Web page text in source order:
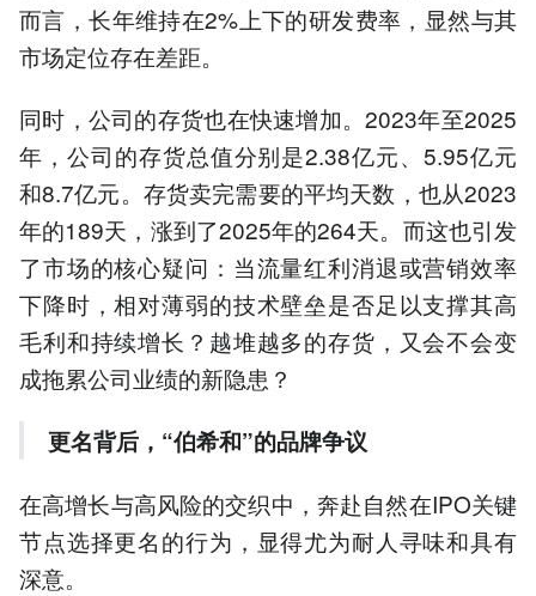
而言，长年维持在2%上下的研发费率，显然与其
市场定位存在差距。
同时，公司的存货也在快速增加。2023年至2025
年，公司的存货总值分别是2.38亿元、5.95亿元
和8.7亿元。存货卖完需要的平均天数，也从2023
年的189天，涨到了2025年的264天。而这也引发
了市场的核心疑问：当流量红利消退或营销效率
下降时，相对薄弱的技术壁垒是否足以支撑其高
毛利和持续增长？越堆越多的存货，又会不会变
成拖累公司业绩的新隐患？
更名背后， “伯希和”的品牌争议
在高增长与高风险的交织中，奔赴自然在IPO关键
节点选择更名的行为，显得尤为耐人寻味和具有
深意。